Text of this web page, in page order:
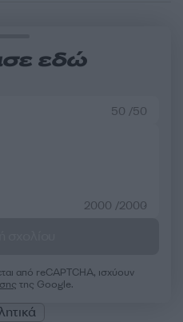
εδώ
50 /50
2000 /2000
από reCAPTCHA, ισχύουν
της Google.